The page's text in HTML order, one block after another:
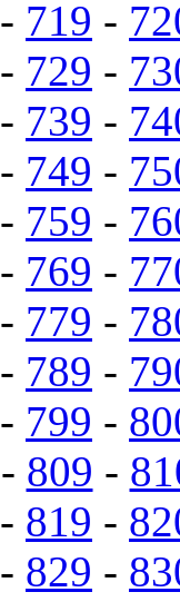
- 719 -
- 729 -
- 739 -
- 749 -
- 759 -
- 769 -
- 779 -
- 789 -
- 799 -
- 809 -
- 819 -
- 829 -